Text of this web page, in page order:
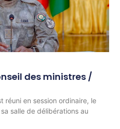
des ministres /
réuni en session ordinaire, le
salle de délibérations au